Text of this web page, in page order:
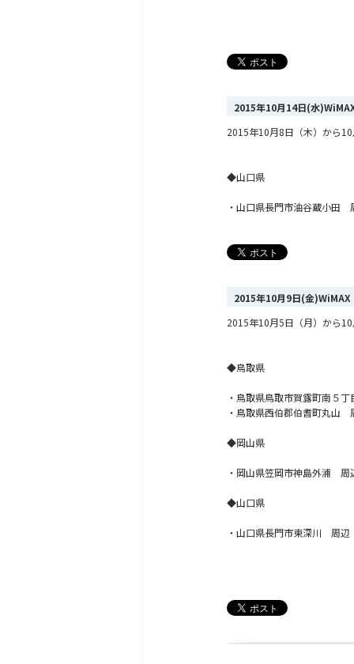
2015年10月14日(水
2015年10月8日（木）から
◆山口県
・山口県長門市油谷蔵小田
2015年10月9日(金
2015年10月5日（月）から
◆鳥取県
・鳥取県鳥取市賀露町南５
・鳥取県西伯郡伯耆町丸山
◆岡山県
・岡山県笠岡市神島外浦 周
◆山口県
・山口県長門市東深川 周辺